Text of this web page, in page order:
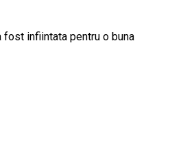
fost infiintata pentru o buna